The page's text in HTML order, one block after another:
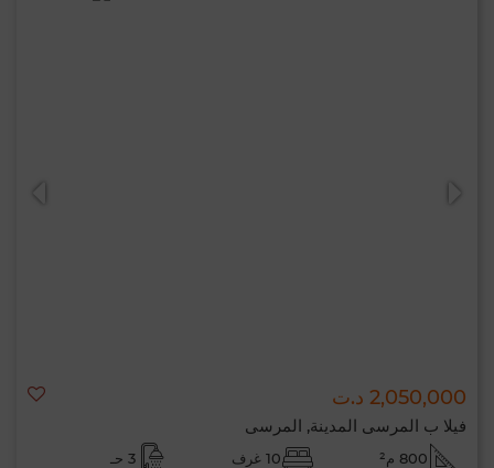
2,050,000 د.ت
فيلا ب المرسى المدينة, المرسى
800 م² 10 غرف 3 حـ